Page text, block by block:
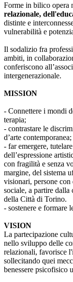
Forme in bilico opera
relazionale,
distinte e
vulnerabilità e
Il sodalizio fra
ambiti, in
conferiscono
intergenerazionale.
MISSION
- Connettere i mondi
terapia;
- contrastare le
d’arte contemporanea;
- far emergere,
dell’espressione
con fragilità e senza
margine, del sistema
visionari, persone
sociale, a partire
della Città di Torino.
- sostenere e formare
VISION
La partecipazione
nello sviluppo delle
relazionali, favorisce
sollecitando quei
benessere psicofisico